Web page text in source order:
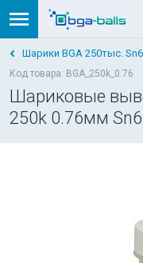
Шарики BGA 250тыс.
Код товара: BGA_250k_0.76
Шариковые
250k 0.76мм